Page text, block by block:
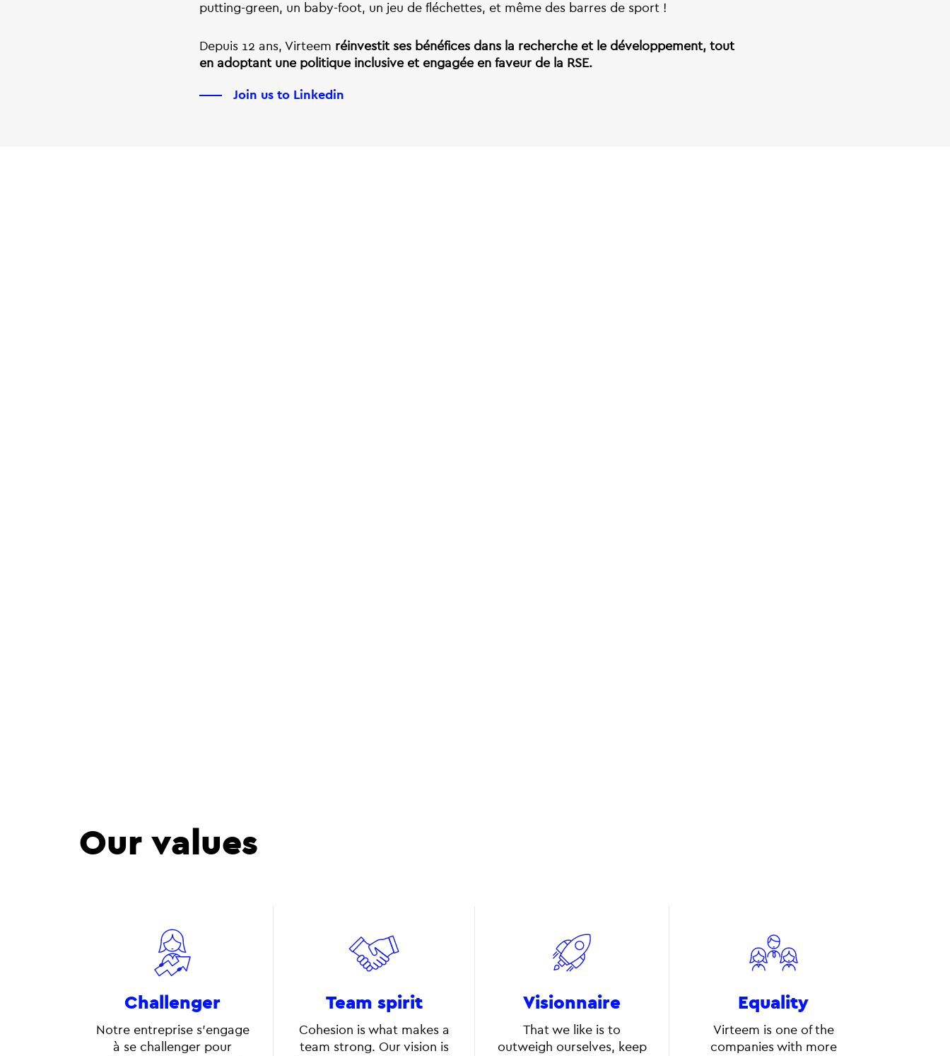
putting-green, un baby-foot, un jeu de fléchettes, et même des barres de sport !
Depuis 12 ans, Virteem réinvestit ses bénéfices dans la recherche et le développement, tout
en adoptant une politique inclusive et engagée en faveur de la RSE.
Join us to Linkedin
Our values
Challenger
Notre entreprise s'engage
à se challenger pour
Team spirit
Cohesion is what makes a
team strong. Our vision is
Visionnaire
That we like is to
outweigh ourselves, keep
Equality
Virteem is one of the
companies with more